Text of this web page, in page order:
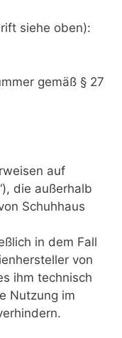
siehe oben):
gemäß § 27
auf
die außerhalb
Schuhhaus
in dem Fall
von
ihm technisch
Nutzung im